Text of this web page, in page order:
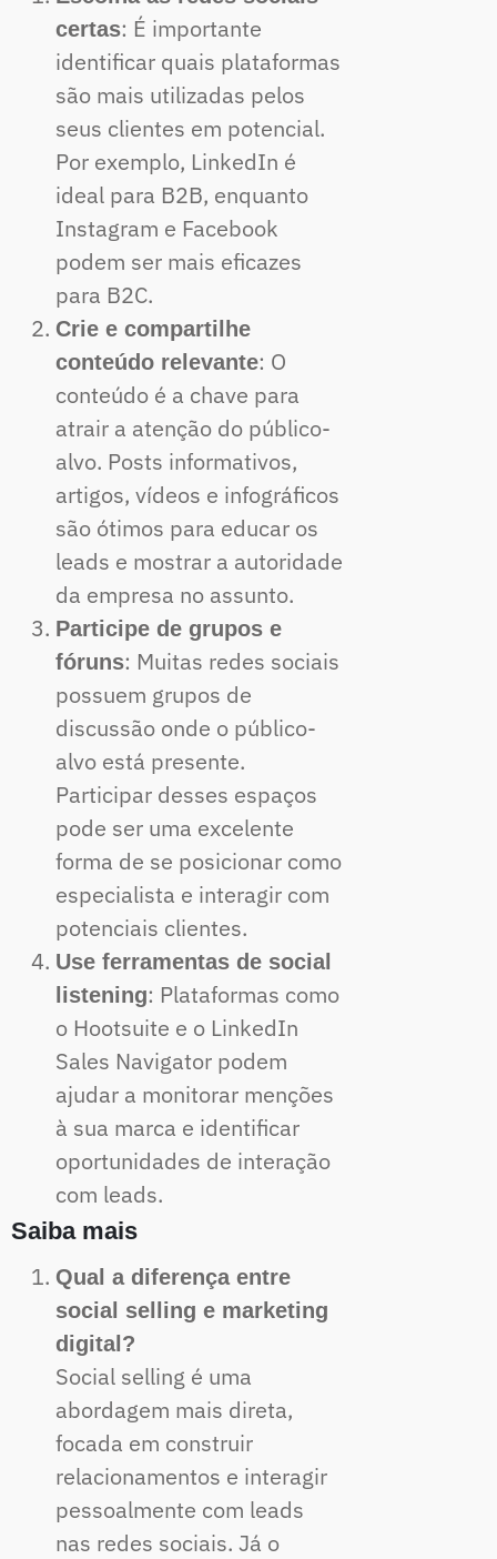
certas: É importante
identificar quais plataformas
são mais utilizadas pelos
seus clientes em potencial.
Por exemplo, LinkedIn é
ideal para B2B, enquanto
Instagram e Facebook
podem ser mais eficazes
para B2C.
Crie e compartilhe
conteúdo relevante: O
conteúdo é a chave para
atrair a atenção do público-
alvo. Posts informativos,
artigos, vídeos e infográficos
são ótimos para educar os
leads e mostrar a autoridade
da empresa no assunto.
Participe de grupos e
fóruns: Muitas redes sociais
possuem grupos de
discussão onde o público-
alvo está presente.
Participar desses espaços
pode ser uma excelente
forma de se posicionar como
especialista e interagir com
potenciais clientes.
Use ferramentas de social
listening: Plataformas como
o Hootsuite e o LinkedIn
Sales Navigator podem
ajudar a monitorar menções
à sua marca e identificar
oportunidades de interação
com leads.
Saiba mais
Qual a diferença entre
social selling e marketing
digital?
Social selling é uma
abordagem mais direta,
focada em construir
relacionamentos e interagir
pessoalmente com leads
nas redes sociais. Já o